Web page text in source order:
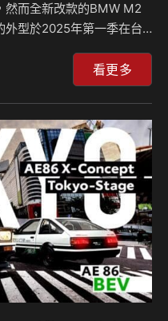
然而全新改款的BMW M2
外型於2025年第一季在台
限量引進30台全新BMW
排 我就買」的狂熱愛車人
，汎德公司即日起以375萬
速的M子民體驗同級之巔的
雙門跑車:
經典直列六缸引擎爆發
看更多